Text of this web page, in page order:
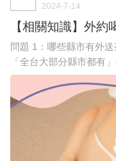
2024-7-14
【相關知識】外約
問題 1：哪些縣市有外
「全台大部分縣市都有」